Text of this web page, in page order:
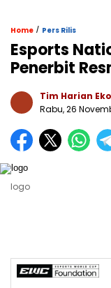
Home / Pers Rilis
Esports
Penerbit
Tim Harian
Rabu, 26
logo